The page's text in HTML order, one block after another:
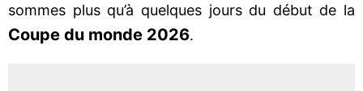
sommes plus qu’à quelques jours du début de la
Coupe du monde 2026.